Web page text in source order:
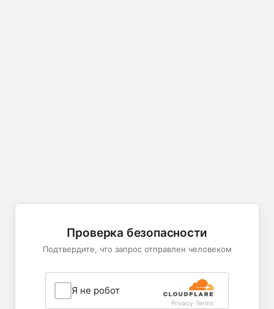
Проверка безопасности
Подтвердите, что запрос отправлен человеком
Я не робот
Privacy-Terms